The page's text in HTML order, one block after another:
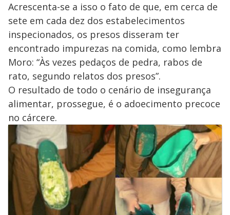
Acrescenta-se a isso o fato de que, em cerca de
sete em cada dez dos estabelecimentos
inspecionados, os presos disseram ter
encontrado impurezas na comida, como lembra
Moro: “Às vezes pedaços de pedra, rabos de
rato, segundo relatos dos presos”.
O resultado de todo o cenário de insegurança
alimentar, prossegue, é o adoecimento precoce
no cárcere.